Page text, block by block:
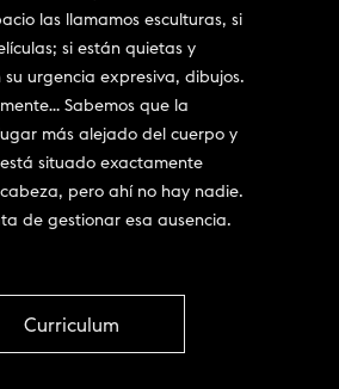
las llamamos esculturas, si
si están quietas y
urgencia expresiva, dibujos.
Sabemos que la
más alejado del cuerpo y
situado exactamente
pero ahí no hay nadie.
de gestionar esa ausencia.
Curriculum